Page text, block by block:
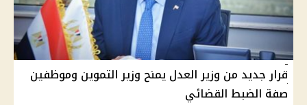
قرار جديد من وزير العدل يمنح وزير التموين وموظفين
صفة الضبط القضائي